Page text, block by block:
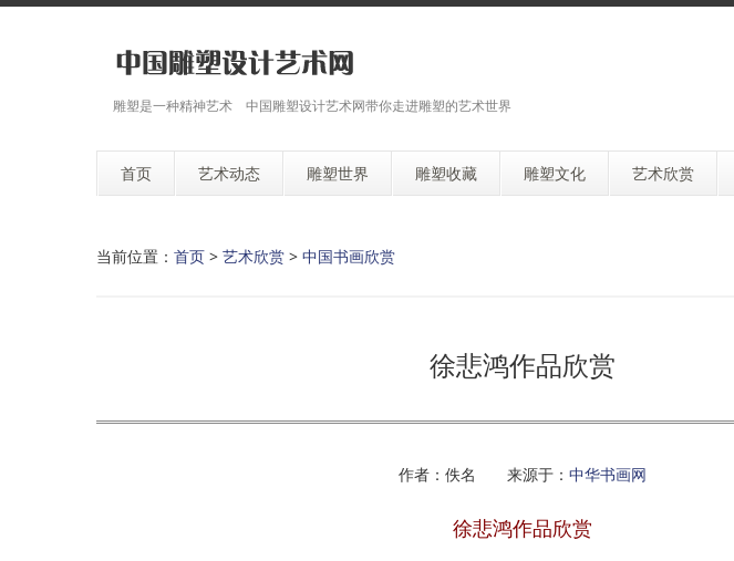
雕塑是一种精神艺术 中国雕塑设计艺术网带你走进雕塑的艺术世界
首页 艺术动态 雕塑世界 雕塑收藏 雕塑文化 艺术欣赏
当前位置： 首页 > 艺术欣赏 > 中国书画欣赏
徐悲鸿作品欣赏
作者：佚名 来源于： 中华书画网
徐悲鸿作品欣赏